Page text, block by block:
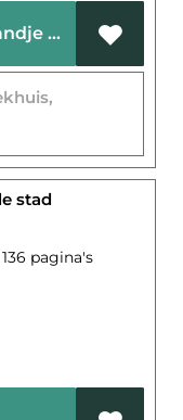
Voeg toe aan mijn winkelmandje
stad
pagina's